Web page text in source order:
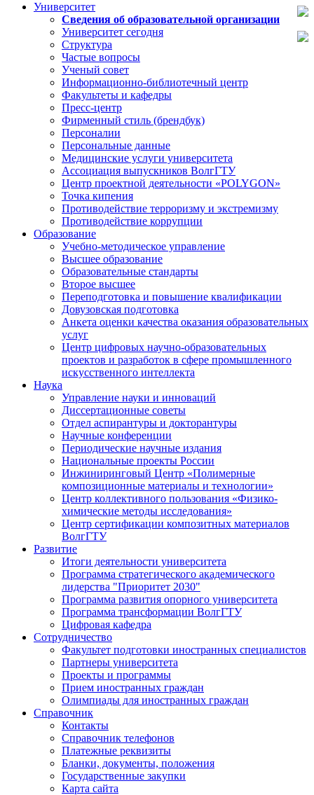
Университет
Сведения об образовательной организации
Университет сегодня
Структура
Частые вопросы
Ученый совет
Информационно-библиотечный центр
Факультеты и кафедры
Пресс-центр
Фирменный стиль (брендбук)
Персоналии
Персональные данные
Медицинские услуги университета
Ассоциация выпускников ВолгГТУ
Центр проектной деятельности «POLYGON»
Точка кипения
Противодействие терроризму и экстремизму
Противодействие коррупции
Образование
Учебно-методическое управление
Высшее образование
Образовательные стандарты
Второе высшее
Переподготовка и повышение квалификации
Довузовская подготовка
Анкета оценки качества оказания образовательных
услуг
Центр цифровых научно-образовательных
проектов и разработок в сфере промышленного
искусственного интеллекта
Наука
Управление науки и инноваций
Диссертационные советы
Отдел аспирантуры и докторантуры
Научные конференции
Периодические научные издания
Национальные проекты России
Инжиниринговый Центр «Полимерные
композиционные материалы и технологии»
Центр коллективного пользования «Физико-
химические методы исследования»
Центр сертификации композитных материалов
ВолгГТУ
Развитие
Итоги деятельности университета
Программа стратегического академического
лидерства "Приоритет 2030"
Программа развития опорного университета
Программа трансформации ВолгГТУ
Цифровая кафедра
Сотрудничество
Факультет подготовки иностранных специалистов
Партнеры университета
Проекты и программы
Прием иностранных граждан
Олимпиады для иностранных граждан
Справочник
Контакты
Справочник телефонов
Платежные реквизиты
Бланки, документы, положения
Государственные закупки
Карта сайта